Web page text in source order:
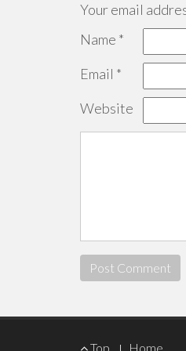
Your email
Name *
Email *
Website
Top Home